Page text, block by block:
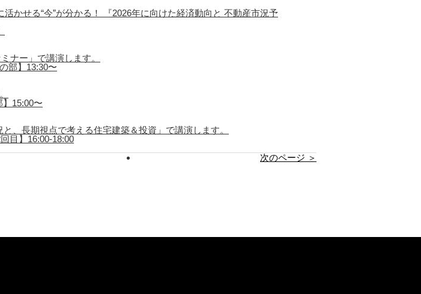
かせる“今”が分かる！ 『2026年に向けた経済動向と 不動産市況予
ナー」で講演します。
部】13:30〜
15:00〜
、長期視点で考える住宅建築＆投資」で講演します。
目】16:00-18:00
次のページ ＞